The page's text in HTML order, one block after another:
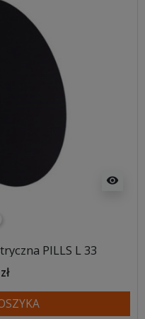
visibility
PILLS L 33